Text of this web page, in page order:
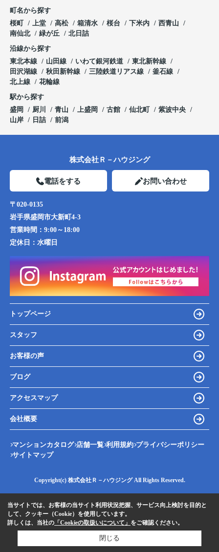
町名から探す
桜町
上堂 高松 箱清水 桜台 下米内
西青山
南仙北
緑が丘 北日詰
沿線から探す
東北本線
山田線 いわて銀河鉄道
東北新幹線
田沢湖線
秋田新幹線 三陸鉄道リアス線
釜石線
北上線
花輪線
駅から探す
盛岡
厨川 青山 上盛岡 古館 仙北町
紫波中央
山岸
日詰 前潟
株式会社Ｒ－ハウジング
電話をする お問い合わせ
〒020-0135
岩手県盛岡市大新町4-3
営業時間： 9:00～18:00
定休日： 水曜日
トップページ
スタッフ
お客様の声
ブログ
アクセスマップ
会社概要
マンションカタログ 店舗一覧 利用規約 プライバシーポリシー
サイトマップ
Copyright(c) 株式会社Ｒ－ハウジング All Rights Reserved.
当サイトでは、お客様の当サイト利用状況把握、サービス向上検討を目的と
して、クッキー（Cookie）を使用しています。
詳しくは、当社の 「Cookieの取扱いについて」 をご確認ください。
閉じる